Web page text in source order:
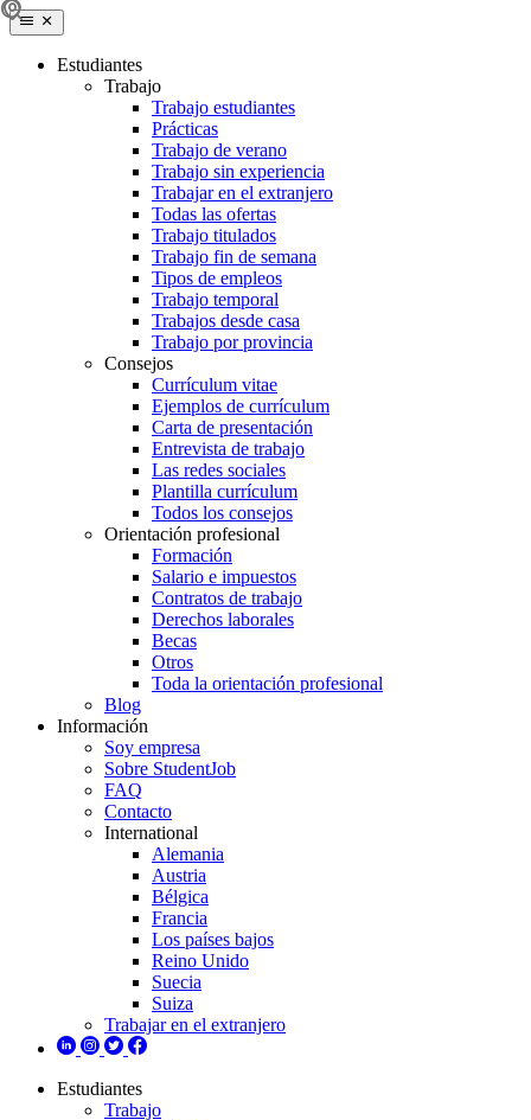
Estudiantes
Trabajo
Trabajo estudiantes
Prácticas
Trabajo de verano
Trabajo sin experiencia
Trabajar en el extranjero
Todas las ofertas
Trabajo titulados
Trabajo fin de semana
Tipos de empleos
Trabajo temporal
Trabajos desde casa
Trabajo por provincia
Consejos
Currículum vitae
Ejemplos de currículum
Carta de presentación
Entrevista de trabajo
Las redes sociales
Plantilla currículum
Todos los consejos
Orientación profesional
Formación
Salario e impuestos
Contratos de trabajo
Derechos laborales
Becas
Otros
Toda la orientación profesional
Blog
Información
Soy empresa
Sobre StudentJob
FAQ
Contacto
International
Alemania
Austria
Bélgica
Francia
Los países bajos
Reino Unido
Suecia
Suiza
Trabajar en el extranjero
Estudiantes
Trabajo